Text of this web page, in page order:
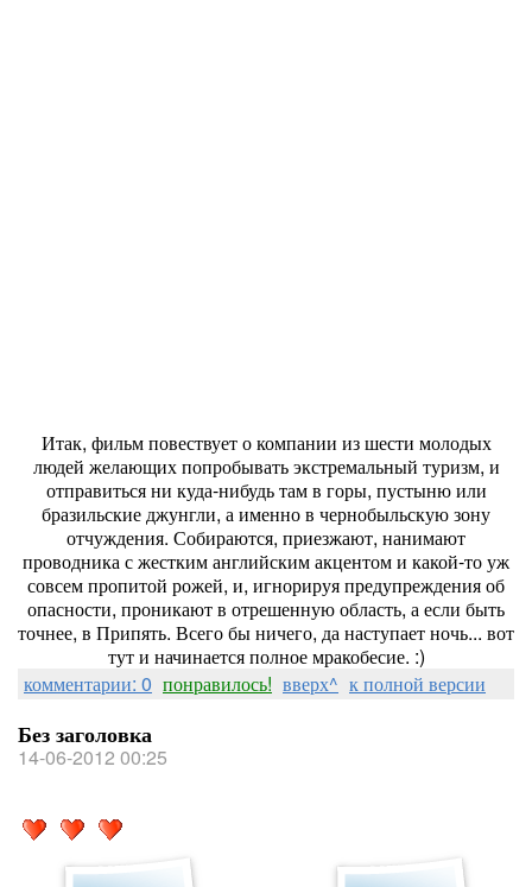
Итак, фильм повествует о компании из шести молодых
людей желающих попробывать экстремальный туризм, и
отправиться ни куда-нибудь там в горы, пустыню или
бразильские джунгли, а именно в чернобыльскую зону
отчуждения. Собираются, приезжают, нанимают
проводника с жестким английским акцентом и какой-то уж
совсем пропитой рожей, и, игнорируя предупреждения об
опасности, проникают в отрешенную область, а если быть
точнее, в Припять. Всего бы ничего, да наступает ночь... вот
тут и начинается полное мракобесие. :)
комментарии: 0 понравилось! вверх^ к полной версии
Без заголовка
14-06-2012 00:25